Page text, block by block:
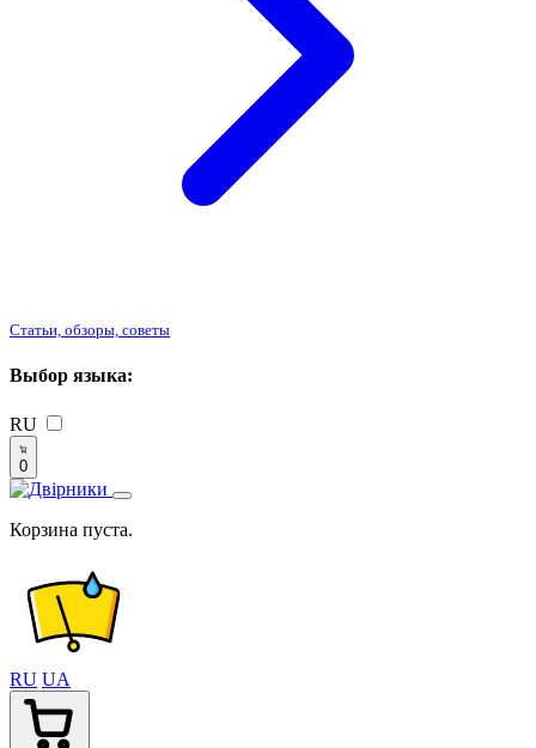
Статьи, обзоры, советы
Выбор языка:
RU
0
Корзина пуста.
RU UA